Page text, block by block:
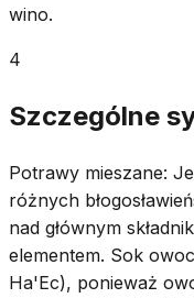
wino.
4
Szczególne
Potrawy mieszane:
różnych
nad głównym
elementem. Sok
Ha'Ec), ponieważ